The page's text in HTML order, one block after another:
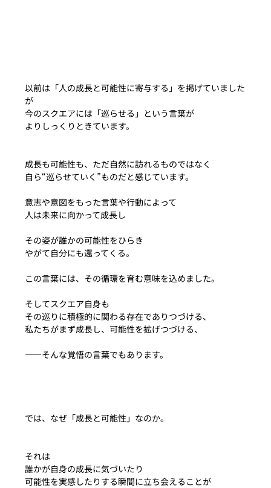
以前は「人の成長と可能性に寄与する」を掲げていました
が
今のスクエアには「巡らせる」という言葉が
よりしっくりときています。
成長も可能性も、ただ自然に訪れるものではなく
自ら“巡らせていく”ものだと感じています。
意志や意図をもった言葉や行動によって
人は未来に向かって成長し
その姿が誰かの可能性をひらき
やがて自分にも還ってくる。
この言葉には、その循環を育む意味を込めました。
そしてスクエア自身も
その巡りに積極的に関わる存在でありつづける、
私たちがまず成長し、可能性を拡げつづける、
――そんな覚悟の言葉でもあります。
では、なぜ「成長と可能性」なのか。
それは
誰かが自身の成長に気づいたり
可能性を実感したりする瞬間に立ち会えることが